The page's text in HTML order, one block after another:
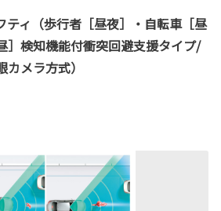
ティ（歩行者［昼夜］・自転車［昼
］検知機能付衝突回避支援タイプ/
メラ方式）